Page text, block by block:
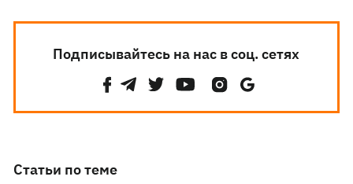
Подписывайтесь на нас в соц. сетях
Статьи по теме